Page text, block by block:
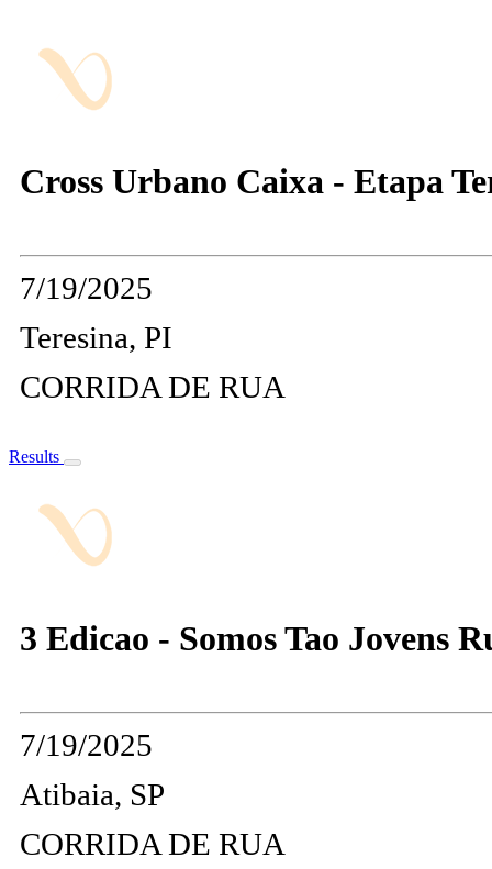
Cross Urbano Caixa - Etapa
7/19/2025
Teresina, PI
CORRIDA DE RUA
Results
3 Edicao - Somos Tao Jovens
7/19/2025
Atibaia, SP
CORRIDA DE RUA